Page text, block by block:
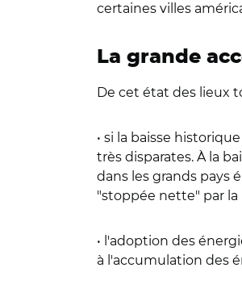
certaines villes
La grande
De cet état des lieux
• si la baisse
très disparates. À la
dans les grands pays
"stoppée nette" par la
• l'adoption des
à l'accumulation des